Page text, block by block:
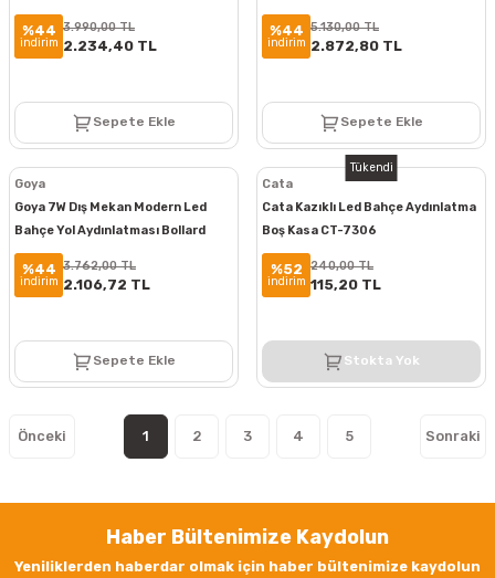
Bollard Aydınlatma GY 6252
%44
indirim
3.990,00 TL
2.234,40 TL
Sepete Ekle
Bollard Aydınlatma GY 6253
%44
indirim
5.130,00 TL
2.872,80 TL
Sepete Ekle
Goya
Goya 7W Dış Mekan Modern Led
Bahçe Yol Aydınlatması Bollard
Aydınlatma GY6250
%44
indirim
3.762,00 TL
2.106,72 TL
Sepete Ekle
Tükendi
Cata
Cata Kazıklı Led Bahçe Aydınlatma
Boş Kasa CT-7306
%52
indirim
240,00 TL
115,20 TL
Stokta Yok
1 2 3 4 5
Haber Bültenimize Kaydolun
Yeniliklerden haberdar olmak için haber bültenimize kaydolun